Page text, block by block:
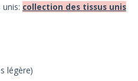
collection des tissus unis
légère)